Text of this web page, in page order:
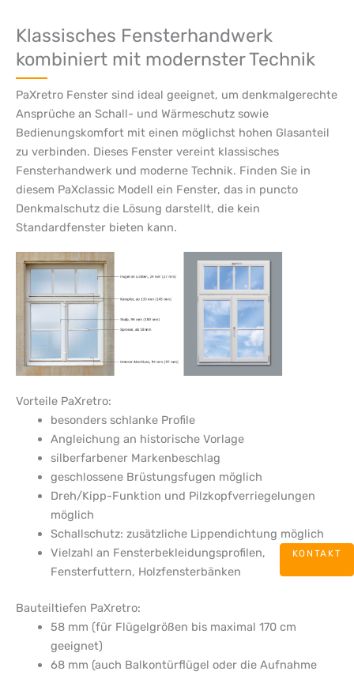
KONTAKT
Klassisches Fensterhandwerk
kombiniert mit modernster Technik
PaXretro Fenster sind ideal geeignet, um denkmalgerechte
Ansprüche an Schall- und Wärmeschutz sowie
Bedienungskomfort mit einen möglichst hohen Glasanteil
zu verbinden. Dieses Fenster vereint klassisches
Fensterhandwerk und moderne Technik. Finden Sie in
diesem PaXclassic Modell ein Fenster, das in puncto
Denkmalschutz die Lösung darstellt, die kein
Standardfenster bieten kann.
Vorteile PaXretro:
besonders schlanke Profile
Angleichung an historische Vorlage
silberfarbener Markenbeschlag
geschlossene Brüstungsfugen möglich
Dreh/Kipp-Funktion und Pilzkopfverriegelungen
möglich
Schallschutz: zusätzliche Lippendichtung möglich
Vielzahl an Fensterbekleidungsprofilen,
Fensterfuttern, Holzfensterbänken
Bauteiltiefen PaXretro:
58 mm (für Flügelgrößen bis maximal 170 cm
geeignet)
68 mm (auch Balkontürflügel oder die Aufnahme